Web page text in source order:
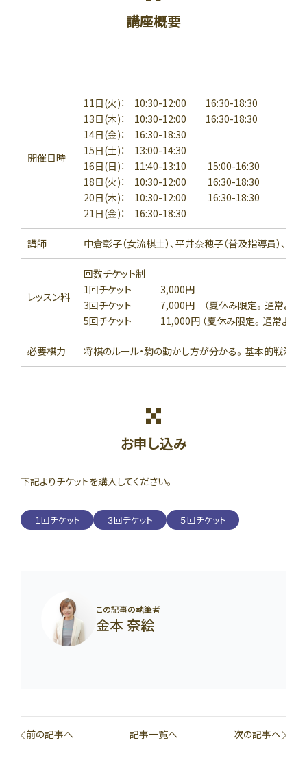
講座概要
開催日時
11日(火)： 10:30-12:00 16:30-18:30
13日(木)： 10:30-12:00 16:30-18:30
14日(金)： 16:30-18:30
15日(土)： 13:00-14:30
16日(日)： 11:40-13:10 15:00-16:30
18日(火)： 10:30-12:00 16:30-18:30
20日(木)： 10:30-12:00 16:30-18:30
21日(金)： 16:30-18:30
講師 中倉彰子（女流棋士）、平井奈穂子（普及指導員）、林
レッスン料
回数チケット制
1回チケット 3,000円
3回チケット 7,000円 （夏休み限定。通常より
5回チケット 11,000円 （夏休み限定。通常より
必要棋力 将棋のルール・駒の動かし方が分かる。基本的戦法が
お申し込み
下記よりチケットを購入してください。
１回チケット ３回チケット ５回チケット
この記事の執筆者
金本 奈絵
前の記事へ 記事一覧へ 次の記事へ